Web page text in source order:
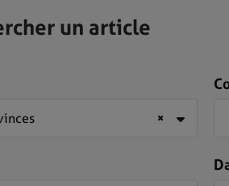
un article
×